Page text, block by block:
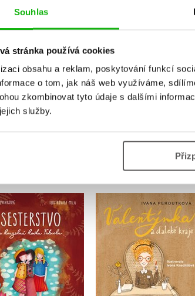
Souhlas
stránka používá cookies
obsahu a reklam, poskytování funkcí
o tom, jak náš web využíváme,
zkombinovat tyto údaje s dalšími
služby.
Přihlásit
MOHLO BY
a kouzelná
kočka Fabiola
Lucie Hlavinková
Valentýnka a
kraje
Ivana Peroutková